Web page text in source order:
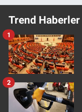
Trend Haberler
1
2